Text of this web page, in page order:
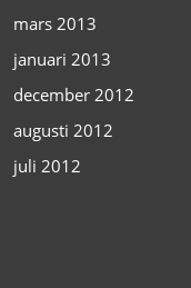
mars 2013
januari 2013
december 2012
augusti 2012
juli 2012